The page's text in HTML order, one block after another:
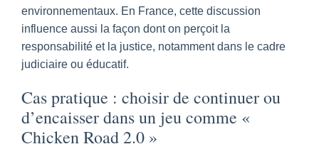
environnementaux. En France, cette discussion
influence aussi la façon dont on perçoit la
responsabilité et la justice, notamment dans le cadre
judiciaire ou éducatif.
Cas pratique : choisir de continuer ou
d’encaisser dans un jeu comme «
Chicken Road 2.0 »